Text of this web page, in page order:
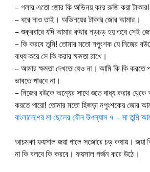
– গলার এতো জোর কি অভিনয় করে রুজি করা টাকার!
– ধরে নাও তাই। অভিনয়ের টাকার জোর আমার।
– শুক্রবারে যদি আমার কথার নড়চড় হয় তবে সেই
– কি করবে তুমি! তোমার মতো নপুংশক যে নিজের
বাধ্য করে সে কি করার ক্ষমতা রাখে।
– আমার ক্ষমতা দেখতে যেও না। আমি কি কি করতে
ভাবতে পারবে না।
– নিজের বউকে অন্যের সাথে শুতে বাধ্য করার থেকে
করতে পারো! তোমার মতো হিজড়া নপুংশকের জোর
বাংলাদেশের মা ছেলের যৌন উপন্যাস ৭ – মা তুমি
আচমকা ফয়সাল জয়া গালে সজোরে চড় কষায়। জয়া
না কি বলবে কি করবে। ফয়সাল গর্জন করে উঠে।